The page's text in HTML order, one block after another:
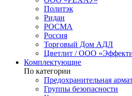
Политэк
Ридан
РОСМА
Россия
Торговый Дом АДЛ
Цветлит / ООО
Комплектующие
По категории
Предохранительная
Группы безопасности